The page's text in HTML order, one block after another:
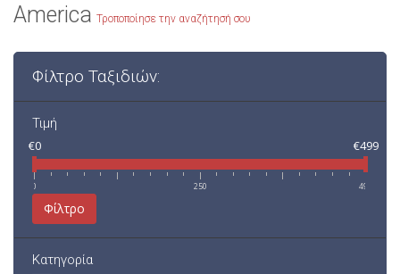
America Τροποποίησε την αναζήτησή σου
Φίλτρο Ταξιδιών:
Τιμή
€0
€499
0 250 499
Φίλτρο
Κατηγορία